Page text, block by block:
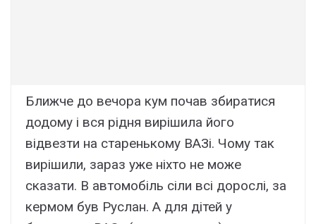
Ближче до вечора кум почав збиратися
додому і вся рідня вирішила його
відвезти на старенькому ВАЗі. Чому так
вирішили, зараз уже ніхто не може
сказати. В автомобіль сіли всі дорослі, за
кермом був Руслан. А для дітей у